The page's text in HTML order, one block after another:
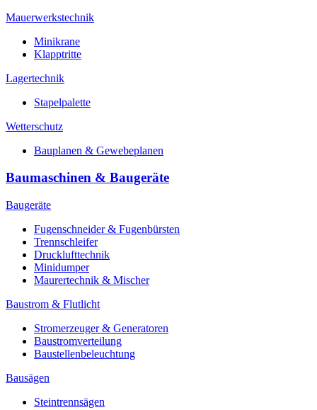
Mauerwerkstechnik
Minikrane
Klapptritte
Lagertechnik
Stapelpalette
Wetterschutz
Bauplanen & Gewebeplanen
Baumaschinen & Baugeräte
Baugeräte
Fugenschneider & Fugenbürsten
Trennschleifer
Drucklufttechnik
Minidumper
Maurertechnik & Mischer
Baustrom & Flutlicht
Stromerzeuger & Generatoren
Baustromverteilung
Baustellenbeleuchtung
Bausägen
Steintrennsägen